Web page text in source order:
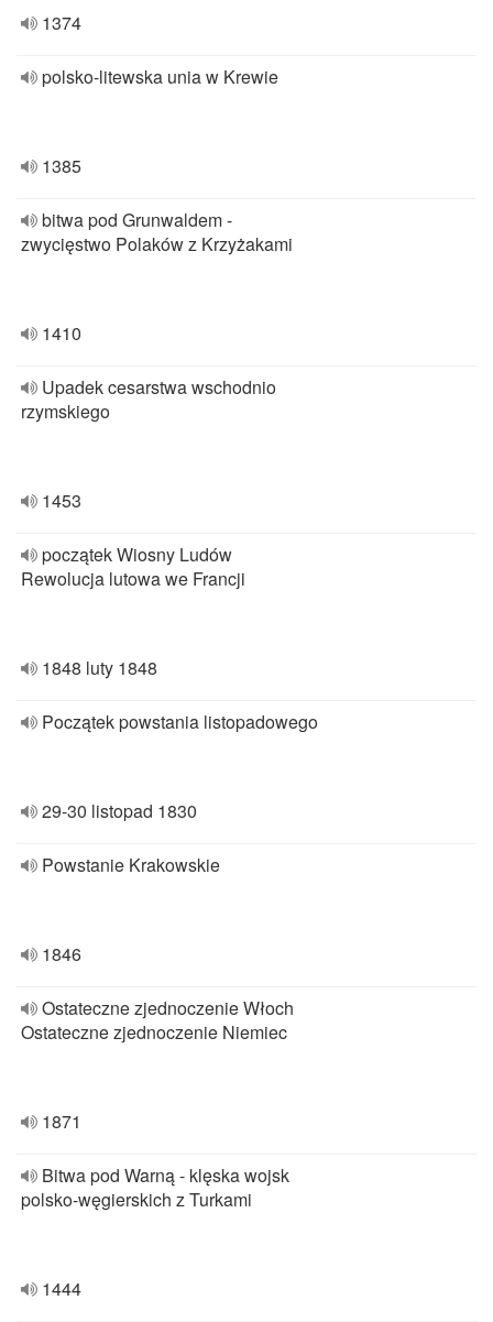
1374
polsko-litewska unia w Krewie
1385
bitwa pod Grunwaldem -
zwycięstwo Polaków z Krzyżakami
1410
Upadek cesarstwa wschodnio
rzymskiego
1453
początek Wiosny Ludów
Rewolucja lutowa we Francji
1848 luty 1848
Początek powstania listopadowego
29-30 listopad 1830
Powstanie Krakowskie
1846
Ostateczne zjednoczenie Włoch
Ostateczne zjednoczenie Niemiec
1871
Bitwa pod Warną - klęska wojsk
polsko-węgierskich z Turkami
1444